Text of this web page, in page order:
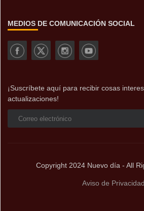
MEDIOS DE COMUNICACIÓN SOCIAL
¡Suscríbete aquí para recibir cosas
actualizaciones!
Copyright 2024 Nuevo día - All
Aviso de Privacidad